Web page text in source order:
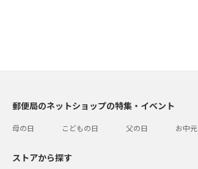
郵便局のネットショップの特集・イベント
母の日 こどもの日 父の日 お中元
ストアから探す